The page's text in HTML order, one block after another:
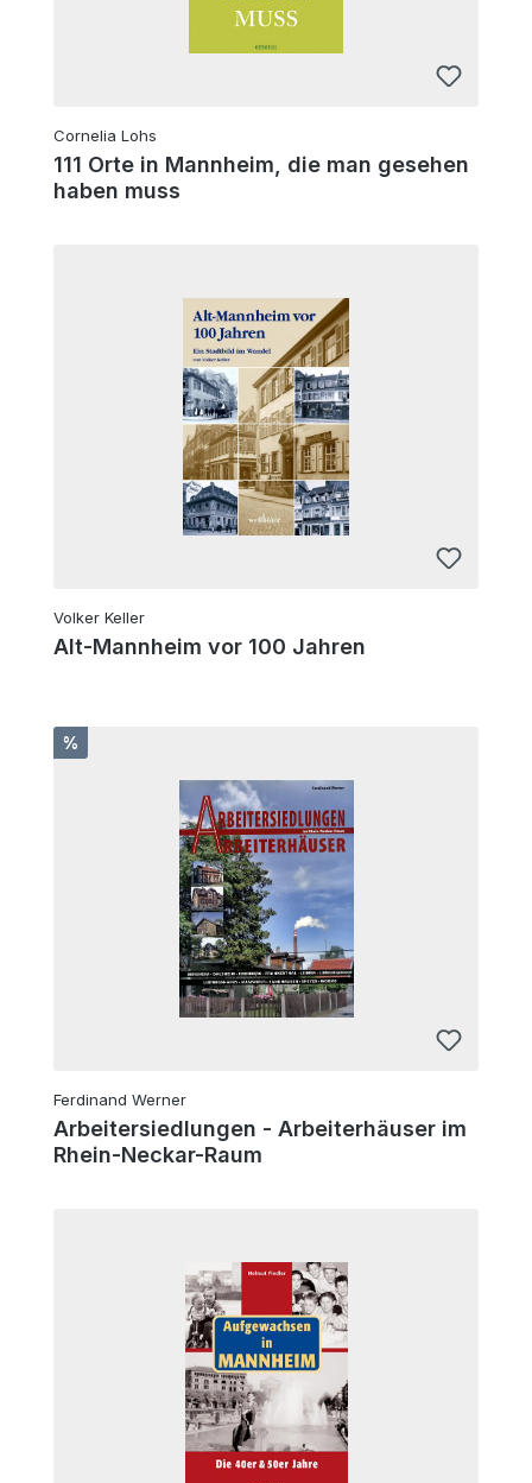
Cornelia Lohs
111 Orte in Mannheim, die man gesehen
haben muss
Volker Keller
Alt-Mannheim vor 100 Jahren
Rabatt
%
Ferdinand Werner
Arbeitersiedlungen - Arbeiterhäuser im
Rhein-Neckar-Raum